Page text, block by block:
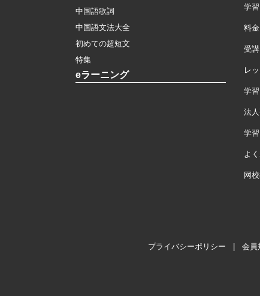
中国語歌詞
中国語文法大全
初めての超短文
特集
eラーニング
学
料
受
レ
学
法
学
よ
网
プライバシーポリシー 会員